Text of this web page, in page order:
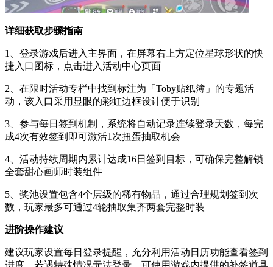
详细获取步骤指南
1、登录游戏后进入主界面，在屏幕右上方定位星球形状的快
捷入口图标，点击进入活动中心页面
2、在限时活动专栏中找到标注为「Toby贴纸簿」的专题活
动，该入口采用显眼的彩虹边框设计便于识别
3、参与每日签到机制，系统将自动记录连续登录天数，每完
成4次有效签到即可激活1次扭蛋抽取机会
4、活动持续周期内累计达成16日签到目标，可确保完整解锁
全套甜心画师时装组件
5、奖池设置包含4个层级的稀有物品，通过合理规划签到次
数，玩家最多可通过4轮抽取集齐两套完整时装
进阶操作建议
建议玩家设置每日登录提醒，充分利用活动日历功能查看签到